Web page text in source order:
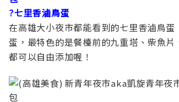
?七里香滷鳥蛋
在高雄大小夜市都能看到的七里香滷鳥蛋
蛋，最特色的是餐檯前的九重塔、柴魚片
都可以自由添加喔！